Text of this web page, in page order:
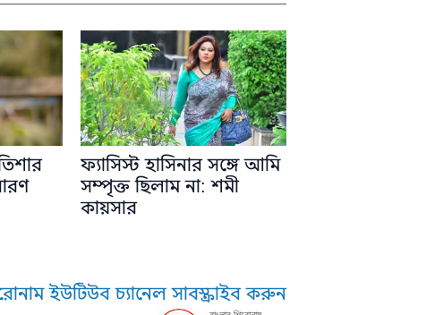
ফ্যাসিস্ট হাসিনার সঙ্গে আমি
সম্পৃক্ত ছিলাম না: শমী
কায়সার
ইউটিউব চ্যানেল সাবস্ক্রাইব করুন